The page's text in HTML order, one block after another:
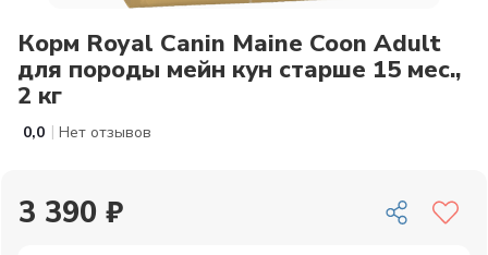
Корм Royal Canin Maine Coon Adult
для породы мейн кун старше 15 мес.,
2 кг
0,0 | Нет отзывов
3 390 ₽